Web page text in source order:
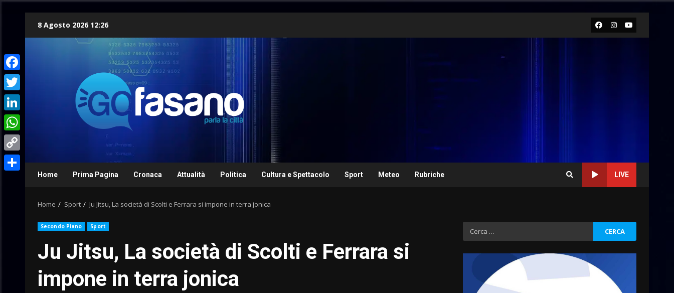
8 Agosto 2026 12:26 Facebook
Instagram
Youtube
Home Prima Pagina Cronaca Attualità Politica Cultura e Spettacolo Sport Meteo Rubriche LIVE
Home Sport Ju Jitsu, La società di Scolti e Ferrara si impone in terra jonica
Secondo Piano Sport
Ju Jitsu, La società di Scolti e Ferrara si
impone in terra jonica
Ricerca
per:
3
studenti universitari del
8 Agosto 2026 07:15
“I Contestatori: Musica di
Facebook
Twitter
LinkedIn
WhatsApp
Copy